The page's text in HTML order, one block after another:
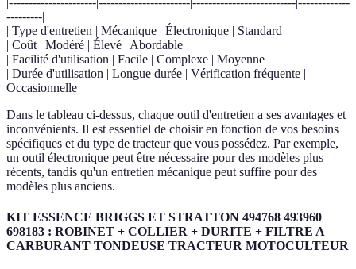
---------|
| Type d'entretien | Mécanique | Électronique | Standard
| Coût | Modéré | Élevé | Abordable
| Facilité d'utilisation | Facile | Complexe | Moyenne
| Durée d'utilisation | Longue durée | Vérification fréquente |
Occasionnelle
Dans le tableau ci-dessus, chaque outil d'entretien a ses avantages et
inconvénients. Il est essentiel de choisir en fonction de vos besoins
spécifiques et du type de tracteur que vous possédez. Par exemple,
un outil électronique peut être nécessaire pour des modèles plus
récents, tandis qu'un entretien mécanique peut suffire pour des
modèles plus anciens.
KIT ESSENCE BRIGGS ET STRATTON 494768 493960
698183 : ROBINET + COLLIER + DURITE + FILTRE A
CARBURANT TONDEUSE TRACTEUR MOTOCULTEUR